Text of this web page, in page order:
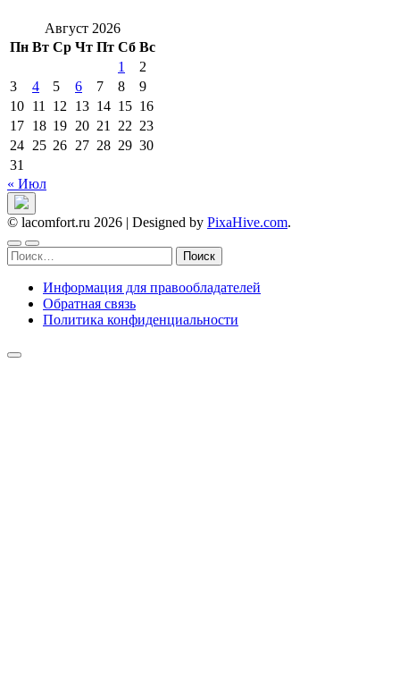
Август 2026
Пн Вт Ср Чт Пт Сб Вс
1
2
3
4 5 6 7 8
9
10 11 12 13 14 15 16
17 18 19 20 21 22 23
24 25 26 27 28 29 30
31
« Июл
© lacomfort.ru 2026 | Designed by PixaHive.com.
Найти:
Информация для правообладателей
Обратная связь
Политика конфиденциальности